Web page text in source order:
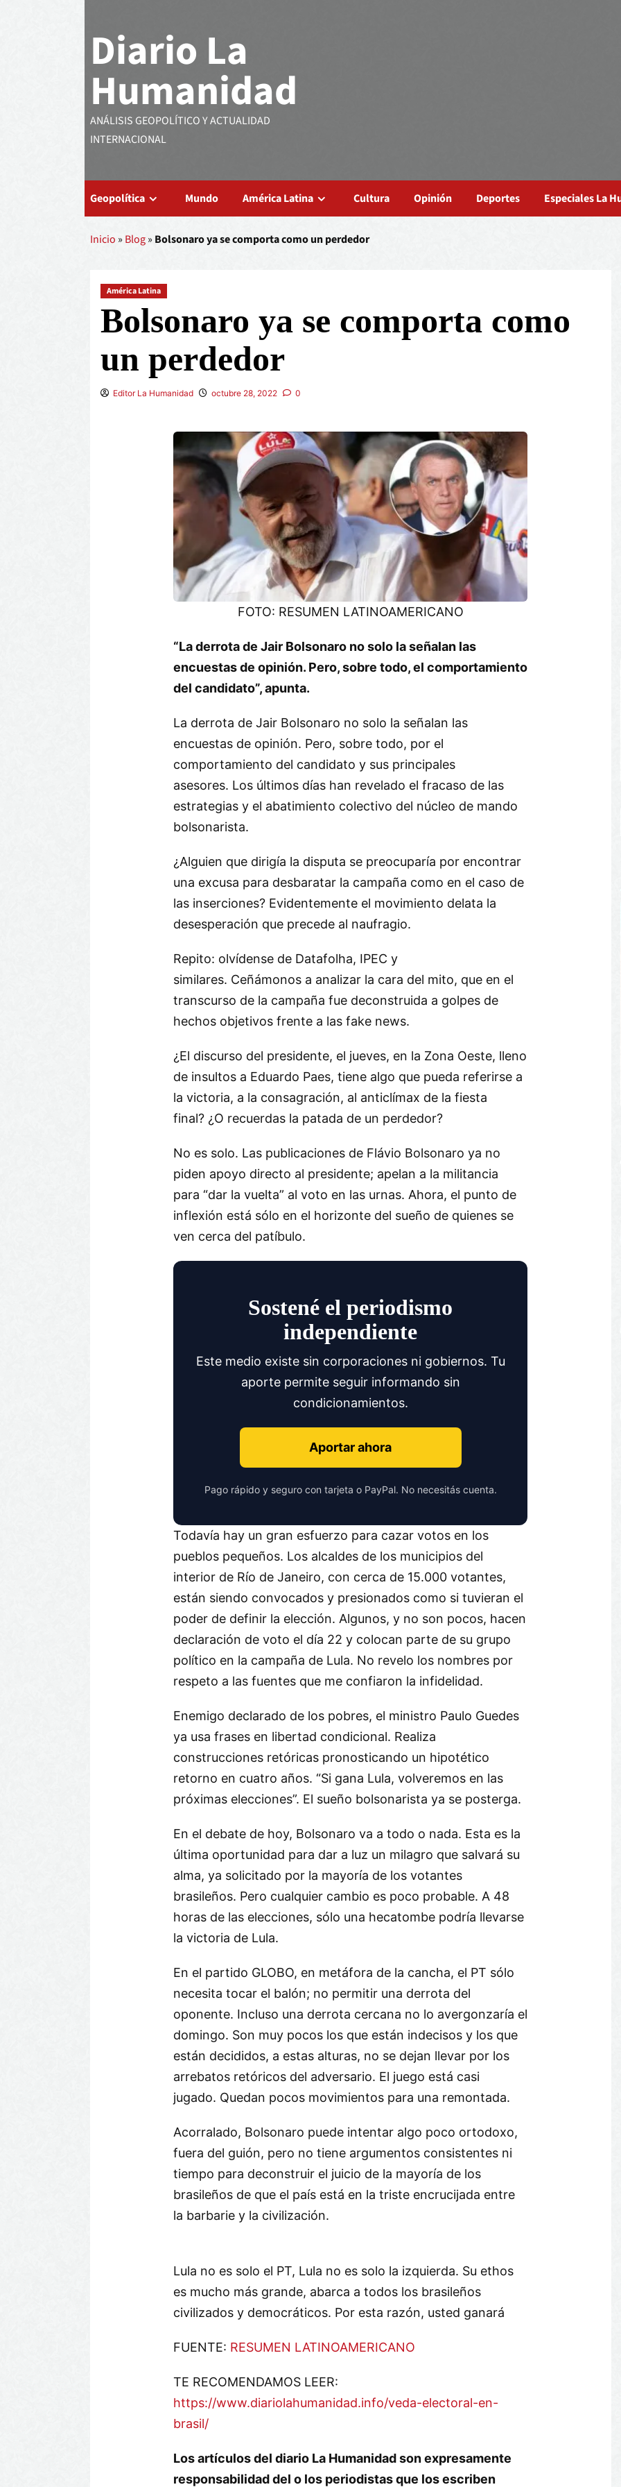
Diario La
Humanidad
ANÁLISIS GEOPOLÍTICO Y ACTUALIDAD
INTERNACIONAL
Geopolítica Mundo América Latina Cultura Opinión Deportes Especiales La
Inicio » Blog» Bolsonaro ya se comporta como un perdedor
América Latina
Bolsonaro ya se comporta como
un perdedor
Editor La Humanidad octubre 28, 2022 0
FOTO: RESUMEN LATINOAMERICANO
“La derrota de Jair Bolsonaro no solo la señalan las
encuestas de opinión. Pero, sobre todo, el comportamiento
del candidato”, apunta.
La derrota de Jair Bolsonaro no solo la señalan las
encuestas de opinión. Pero, sobre todo, por el
comportamiento del candidato y sus principales
asesores. Los últimos días han revelado el fracaso de las
estrategias y el abatimiento colectivo del núcleo de mando
bolsonarista.
¿Alguien que dirigía la disputa se preocuparía por encontrar
una excusa para desbaratar la campaña como en el caso de
las inserciones? Evidentemente el movimiento delata la
desesperación que precede al naufragio.
Repito: olvídense de Datafolha, IPEC y
similares. Ceñámonos a analizar la cara del mito, que en el
transcurso de la campaña fue deconstruida a golpes de
hechos objetivos frente a las fake news.
¿El discurso del presidente, el jueves, en la Zona Oeste, lleno
de insultos a Eduardo Paes, tiene algo que pueda referirse a
la victoria, a la consagración, al anticlímax de la fiesta
final? ¿O recuerdas la patada de un perdedor?
No es solo. Las publicaciones de Flávio Bolsonaro ya no
piden apoyo directo al presidente; apelan a la militancia
para “dar la vuelta” al voto en las urnas. Ahora, el punto de
inflexión está sólo en el horizonte del sueño de quienes se
ven cerca del patíbulo.
Sostené el periodismo
independiente
Este medio existe sin corporaciones ni gobiernos. Tu
aporte permite seguir informando sin
condicionamientos.
Aportar ahora
Pago rápido y seguro con tarjeta o PayPal. No necesitás cuenta.
Todavía hay un gran esfuerzo para cazar votos en los
pueblos pequeños. Los alcaldes de los municipios del
interior de Río de Janeiro, con cerca de 15.000 votantes,
están siendo convocados y presionados como si tuvieran el
poder de definir la elección. Algunos, y no son pocos, hacen
declaración de voto el día 22 y colocan parte de su grupo
político en la campaña de Lula. No revelo los nombres por
respeto a las fuentes que me confiaron la infidelidad.
Enemigo declarado de los pobres, el ministro Paulo Guedes
ya usa frases en libertad condicional. Realiza
construcciones retóricas pronosticando un hipotético
retorno en cuatro años. “Si gana Lula, volveremos en las
próximas elecciones”. El sueño bolsonarista ya se posterga.
En el debate de hoy, Bolsonaro va a todo o nada. Esta es la
última oportunidad para dar a luz un milagro que salvará su
alma, ya solicitado por la mayoría de los votantes
brasileños. Pero cualquier cambio es poco probable. A 48
horas de las elecciones, sólo una hecatombe podría llevarse
la victoria de Lula.
En el partido GLOBO, en metáfora de la cancha, el PT sólo
necesita tocar el balón; no permitir una derrota del
oponente. Incluso una derrota cercana no lo avergonzaría el
domingo. Son muy pocos los que están indecisos y los que
están decididos, a estas alturas, no se dejan llevar por los
arrebatos retóricos del adversario. El juego está casi
jugado. Quedan pocos movimientos para una remontada.
Acorralado, Bolsonaro puede intentar algo poco ortodoxo,
fuera del guión, pero no tiene argumentos consistentes ni
tiempo para deconstruir el juicio de la mayoría de los
brasileños de que el país está en la triste encrucijada entre
la barbarie y la civilización.
Lula no es solo el PT, Lula no es solo la izquierda. Su ethos
es mucho más grande, abarca a todos los brasileños
civilizados y democráticos. Por esta razón, usted ganará
FUENTE: RESUMEN LATINOAMERICANO
TE RECOMENDAMOS LEER:
https://www.diariolahumanidad.info/veda-electoral-en-
brasil/
Los artículos del diario La Humanidad son expresamente
responsabilidad del o los periodistas que los escriben